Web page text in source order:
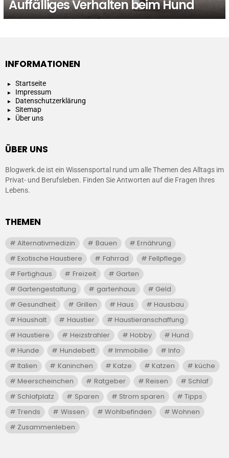
Auffälliges Verhalten beim Hund
INFORMATIONEN
Startseite
Impressum
Datenschutzerklärung
Sitemap
Über uns
ÜBER UNS
Blogwerk.de ist ein Wissensportal rund um alle Themen des Alltags im
Privat- und Berufsleben. Finden Sie Antworten auf die Fragen Ihres
Lebens.
THEMEN
Alternativmedizin Bauen
Ernährung
Exotische Haustiere
Fahrrad
Fellpflege
Fertighaus
Freizeit
Garten
Gartengestaltung
gartenhaus
Geld
Gesundheit
Grillen Haus
Hausbau
Haushalt
Haustier
Haustieranschaffung
Haustiere
Heizstrahler Hobby
Hund
Hunde
Hundebett Immobilie
Info
Italien
Kaninchen Katze Katzen
küche
Meerscheinchen
Ratgeber Reisen
Schlaf
Schlafplatz
Sparen Strom sparen
Tipps
Trends
Wissen Wohlbefinden
Wohnen
Zusammenleben